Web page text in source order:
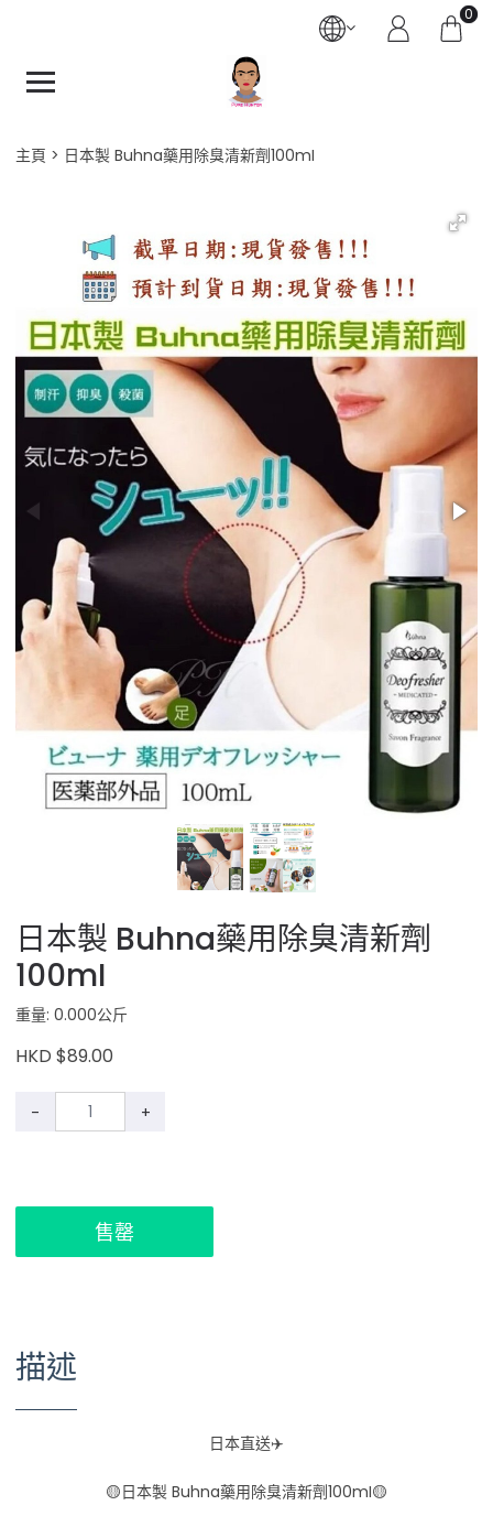
0
主頁 日本製 Buhna藥用除臭清新劑100mI
日本製 Buhna藥用除臭清新劑
100mI
重量: 0.000公斤
HKD $89.00
- +
售罄
描述
日本直送✈️
🟡日本製 Buhna藥用除臭清新劑100mI🟡